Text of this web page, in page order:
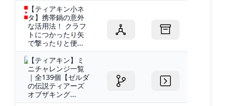
【ティアキン小ネ
タ】携帯鍋の意外
な活用法！ クラフ
トにつかったり矢
で撃ったりと便...
【ティアキン】ミ
ニチャレンジ一覧
｜全139個【ゼルダ
の伝説ティアーズ
オブザキング...